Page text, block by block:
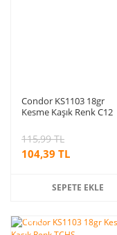
Condor KS1103 18gr
Kesme Kaşık Renk C12
104,39 TL
115,99 TL
SEPETE EKLE
%10